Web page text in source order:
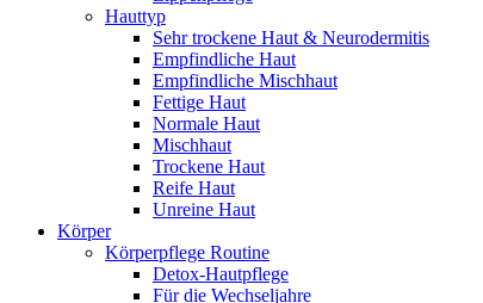
Hauttyp
Sehr trockene Haut & Neurodermitis
Empfindliche Haut
Empfindliche Mischhaut
Fettige Haut
Normale Haut
Mischhaut
Trockene Haut
Reife Haut
Unreine Haut
Körper
Körperpflege Routine
Detox-Hautpflege
Für die Wechseljahre